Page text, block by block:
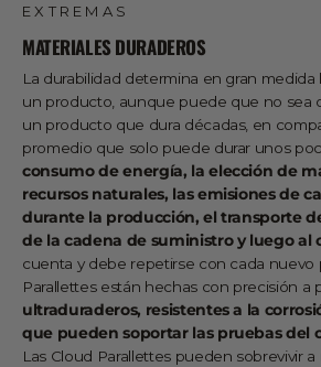
EXTREMAS
MATERIALES DURADEROS
La durabilidad determina en gran medida
un producto, aunque puede que no sea
un producto que dura décadas, en
promedio que solo puede durar unos
consumo de energía, la elección de
recursos naturales, las emisiones de
durante la producción, el transporte
de la cadena de suministro y luego al
cuenta y debe repetirse con cada nuevo
Parallettes están hechas con precisión a
ultraduraderos, resistentes a la
que pueden soportar las pruebas del
Las Cloud Parallettes pueden sobrevivir